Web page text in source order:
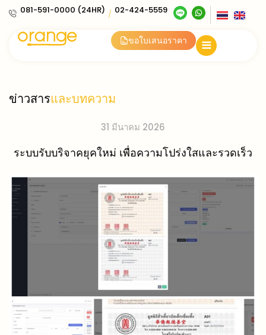
081-591-0000 (24HR) / 02-424-5559
ขอใบเสนอราคา
ข่าวสารและบทความ
31 มีนาคม 2026
ระบบรับบริจาคยุคใหม่ เพื่อความโปร่งใสและรวดเร็ว